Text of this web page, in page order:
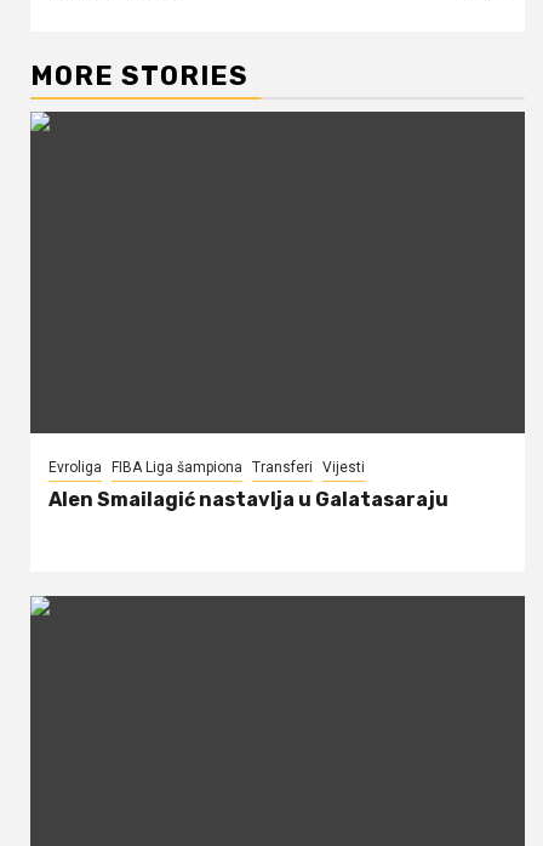
MORE STORIES
Evroliga FIBA Liga šampiona Transferi Vijesti
Alen Smailagić nastavlja u Galatasaraju